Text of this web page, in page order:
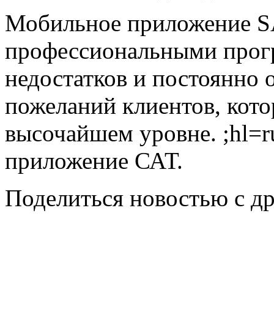
Мобильное приложение
профессиональными
недостатков и постоянно
пожеланий клиентов,
высочайшем уровне.
приложение САТ.
Поделиться новостью с